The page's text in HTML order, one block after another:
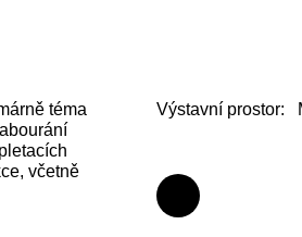
téma
včetně
Výstavní prostor: